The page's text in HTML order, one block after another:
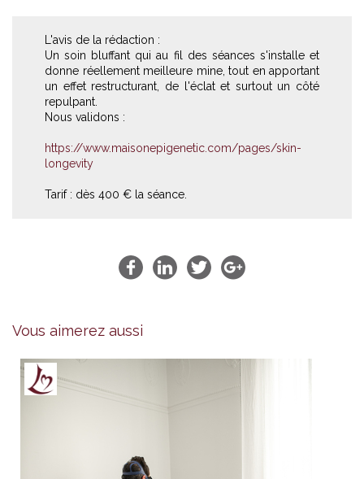
L'avis de la rédaction :
Un soin bluffant qui au fil des séances s'installe et
donne réellement meilleure mine, tout en apportant
un effet restructurant, de l'éclat et surtout un côté
repulpant.
Nous validons :
https://www.maisonepigenetic.com/pages/skin-
longevity
Tarif : dès 400 € la séance.
Vous aimerez aussi